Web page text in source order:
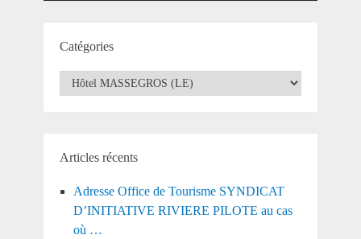
Catégories
Catégories
Articles récents
Adresse Office de Tourisme SYNDICAT
D’INITIATIVE RIVIERE PILOTE au cas
où …